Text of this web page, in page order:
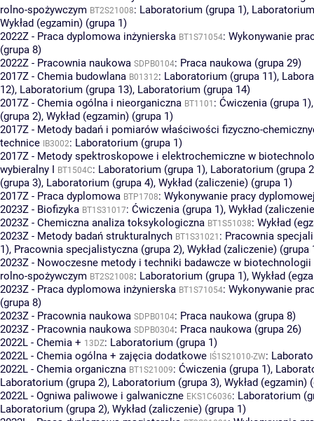
rolno-spożywczym BT2S21008: Laboratorium (grupa 1),
Wykład (egzamin) (grupa 1)
2022Z - Praca dyplomowa inżynierska BT1S71054: Wykonywanie
(grupa 8)
2022Z - Pracownia naukowa SDPB0104: Praca naukowa (grupa 29)
2017Z - Chemia budowlana B01312: Laboratorium (grupa 11),
12), Laboratorium (grupa 13), Laboratorium (grupa 14)
2017Z - Chemia ogólna i nieorganiczna BT1101 : Ćwiczenia (grupa 1)
(grupa 2), Wykład (egzamin) (grupa 1)
2017Z - Metody badań i pomiarów właściwości fizyczno-
technice IB3002: Laboratorium (grupa 1)
2017Z - Metody spektroskopowe i elektrochemiczne w
wybieralny I BT1504C: Laboratorium (grupa 1), Laboratorium (grupa
(grupa 3), Laboratorium (grupa 4), Wykład (zaliczenie) (grupa 1)
2017Z - Praca dyplomowa BTP1708: Wykonywanie pracy
2023Z - Biofizyka BT1S31017: Ćwiczenia (grupa 1), Wykład
2023Z - Chemiczna analiza toksykologiczna BT1S51038: Wykład
2023Z - Metody badań strukturalnych BT1S31021 : Pracownia
1), Pracownia specjalistyczna (grupa 2), Wykład (zaliczenie) (grupa
2023Z - Nowoczesne metody i techniki badawcze w
rolno-spożywczym BT2S21008: Laboratorium (grupa 1), Wykład
2023Z - Praca dyplomowa inżynierska BT1S71054: Wykonywanie
(grupa 8)
2023Z - Pracownia naukowa SDPB0104: Praca naukowa (grupa 8)
2023Z - Pracownia naukowa SDPB0304: Praca naukowa (grupa 26)
2022L - Chemia + 13DZ: Laboratorium (grupa 1)
2022L - Chemia ogólna + zajęcia dodatkowe IŚ1S21010-ZW:
2022L - Chemia organiczna BT1S21009: Ćwiczenia (grupa 1),
Laboratorium (grupa 2), Laboratorium (grupa 3), Wykład (egzamin)
2022L - Ogniwa paliwowe i galwaniczne EKS1C6036: Laboratorium
Laboratorium (grupa 2), Wykład (zaliczenie) (grupa 1)